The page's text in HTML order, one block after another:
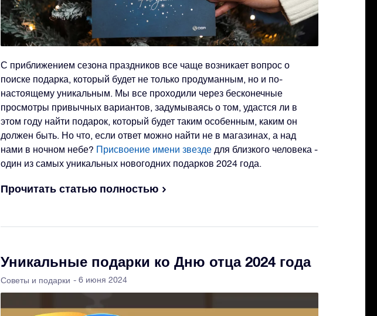
С приближением сезона праздников все чаще возникает вопрос о
поиске подарка, который будет не только продуманным, но и по-
настоящему уникальным. Мы все проходили через бесконечные
просмотры привычных вариантов, задумываясь о том, удастся ли в
этом году найти подарок, который будет таким особенным, каким он
должен быть. Но что, если ответ можно найти не в магазинах, а над
нами в ночном небе? Присвоение имени звезде для близкого человека -
один из самых уникальных новогодних подарков 2024 года.
Прочитать статью полностью
Уникальные подарки ко Дню отца 2024 года
Советы и подарки - 6 июня 2024